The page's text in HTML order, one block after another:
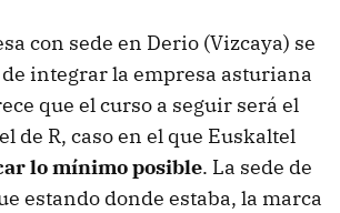
con sede en Derio (Vizcaya) se
integrar la empresa asturiana
que el curso a seguir será el
de R, caso en el que Euskaltel
lo mínimo posible. La sede de
estando donde estaba, la marca